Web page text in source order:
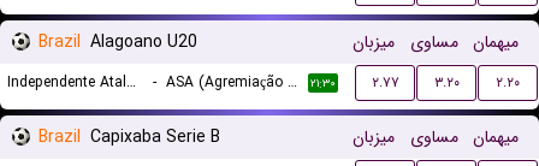
Brazil Alagoano U20 میزبان مساوی میهمان
Independente Atalaia U20 - ASA (Agremiação Sportiva Arapiraquense) U20 ۲۱:۳۰ ۲.۷۷ ۳.۲۰ ۲.۲۰
Brazil Capixaba Serie B میزبان مساوی میهمان